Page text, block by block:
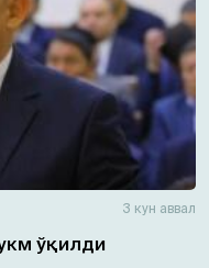
3 кун аввал
ўқилди